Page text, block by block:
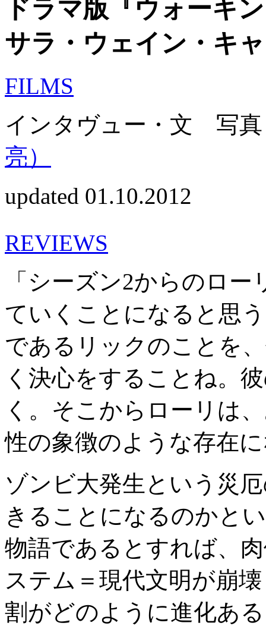
ドラマ版『ウォーキ
サラ・ウェイン・キ
FILMS
インタヴュー・文 写真
亮）
updated 01.10.2012
REVIEWS
「シーズン2からのロ
ていくことになると思
であるリックのことを
く決心をすることね。
く。そこからローリは
性の象徴のような存在
ゾンビ大発生という災
きることになるのかと
物語であるとすれば、
ステム＝現代文明が崩
割がどのように進化あ